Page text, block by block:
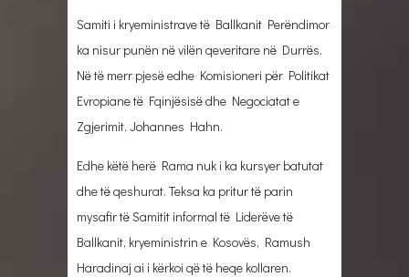
Samiti i kryeministrave të Ballkanit Perëndimor
ka nisur punën në vilën qeveritare në Durrës.
Në të merr pjesë edhe Komisioneri për Politikat
Evropiane të Fqinjësisë dhe Negociatat e
Zgjerimit, Johannes Hahn.
Edhe këtë herë Rama nuk i ka kursyer batutat
dhe të qeshurat. Teksa ka pritur të parin
mysafir të Samitit informal të Liderëve të
Ballkanit, kryeministrin e Kosovës, Ramush
Haradinaj ai i kërkoi që të heqe kollaren.